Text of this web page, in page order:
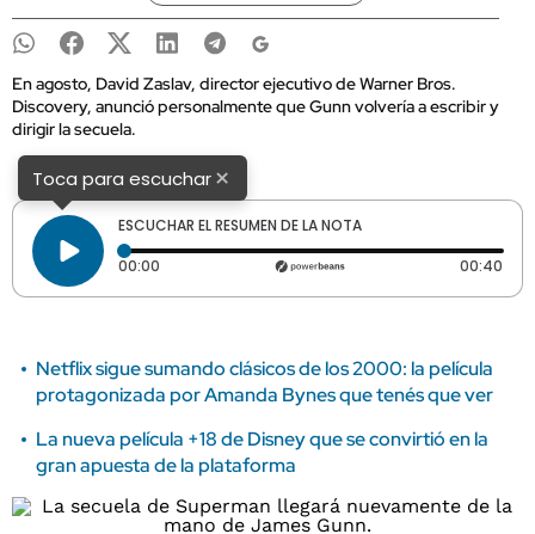
En agosto, David Zaslav, director ejecutivo de Warner Bros.
Discovery, anunció personalmente que Gunn volvería a escribir y
dirigir la secuela.
Toca para escuchar×
ESCUCHAR EL RESUMEN DE LA NOTA
00:00 Tiempo transcurrido: 0 segundos 00:40
Netflix sigue sumando clásicos de los 2000: la película
protagonizada por Amanda Bynes que tenés que ver
La nueva película +18 de Disney que se convirtió en la
gran apuesta de la plataforma